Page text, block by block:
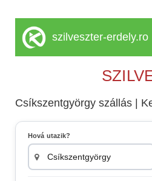
szilveszter-erdely.ro
Csíkszentgyörgy szállás |
Hová utazik?